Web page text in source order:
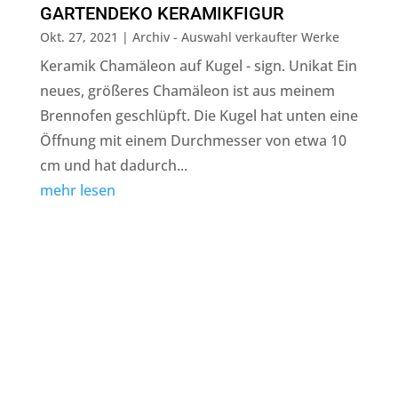
GARTENDEKO KERAMIKFIGUR
Okt. 27, 2021 | Archiv - Auswahl verkaufter Werke
Keramik Chamäleon auf Kugel - sign. Unikat Ein
neues, größeres Chamäleon ist aus meinem
Brennofen geschlüpft. Die Kugel hat unten eine
Öffnung mit einem Durchmesser von etwa 10
cm und hat dadurch...
mehr lesen